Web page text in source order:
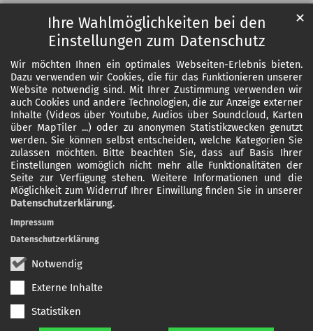
Ihre Wahlmöglichkeiten bei den
Einstellungen zum Datenschutz
Wir möchten Ihnen ein optimales Webseiten-Erlebnis bieten.
Dazu verwenden wir Cookies, die für das Funktionieren unserer
Website notwendig sind. Mit Ihrer Zustimmung verwenden wir
auch Cookies und andere Technologien, die zur Anzeige externer
Inhalte (Videos über Youtube, Audios über Soundcloud, Karten
über MapTiler ...) oder zu anonymen Statistikzwecken genutzt
werden. Sie können selbst entscheiden, welche Kategorien Sie
zulassen möchten. Bitte beachten Sie, dass auf Basis Ihrer
Einstellungen womöglich nicht mehr alle Funktionalitäten der
Seite zur Verfügung stehen. Weitere Informationen und die
Möglichkeit zum Widerruf Ihrer Einwillung finden Sie in unserer
Datenschutzerklärung.
Notwendig
Externe Inhalte
Statistiken
✕
Impressum
Datenschutzerklärung